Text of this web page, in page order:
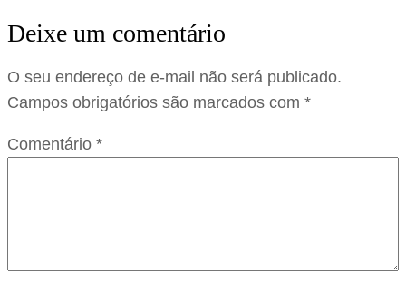
Deixe um comentário
O seu endereço de e-mail não será publicado.
Campos obrigatórios são marcados com *
Comentário *